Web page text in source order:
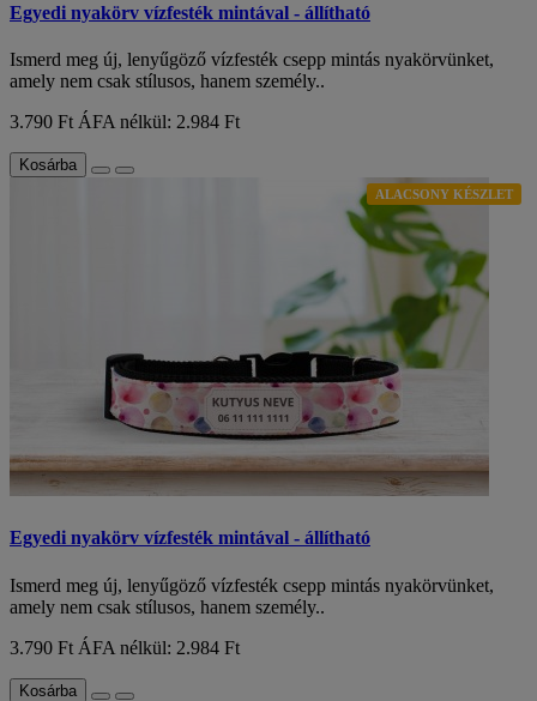
Egyedi nyakörv vízfesték mintával - állítható
Ismerd meg új, lenyűgöző vízfesték csepp mintás nyakörvünket,
amely nem csak stílusos, hanem személy..
3.790 Ft ÁFA nélkül: 2.984 Ft
Kosárba
ALACSONY KÉSZLET
Egyedi nyakörv vízfesték mintával - állítható
Ismerd meg új, lenyűgöző vízfesték csepp mintás nyakörvünket,
amely nem csak stílusos, hanem személy..
3.790 Ft ÁFA nélkül: 2.984 Ft
Kosárba